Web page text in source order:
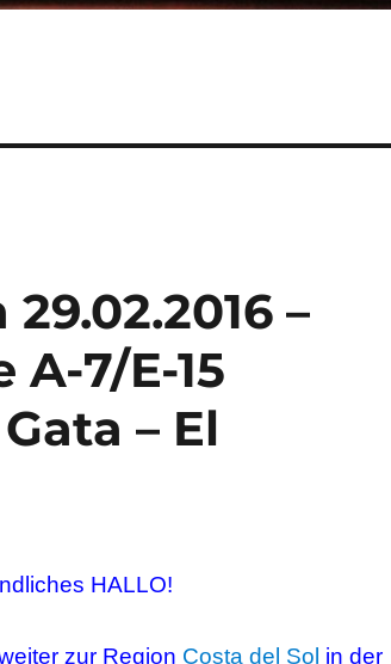
–
A-7/E-15
– El
HALLO!
zur Region Costa del Sol in der